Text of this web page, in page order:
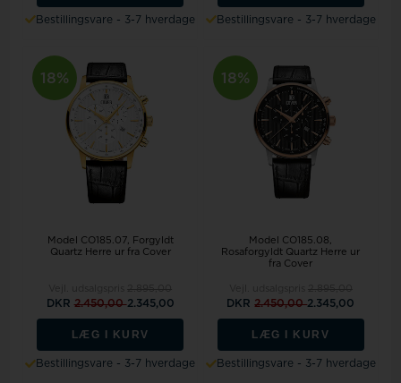
Bestillingsvare - 3-7 hverdage Bestillingsvare - 3-7 hverdage
18%
Model CO185.07
Forgyldt
Quartz Herre ur fra Cover
DKR 2.450,002.345,00
LÆG I KURV
Bestillingsvare - 3-7 hverdage
18%
Model CO185.08
Rosaforgyldt Quartz Herre ur
fra Cover
DKR2.450,002.345,00
LÆG I KURV
Bestillingsvare - 3-7 hverdage